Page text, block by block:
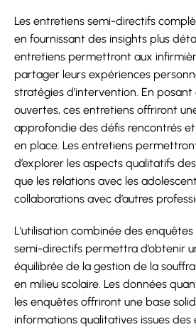
Les entretiens semi-directifs
en fournissant des insights plus
entretiens permettront aux
partager leurs expériences
stratégies d’intervention. En
ouvertes, ces entretiens offriront
approfondie des défis rencontrés
en place. Les entretiens
d’explorer les aspects qualitatifs
que les relations avec les
collaborations avec d’autres
L’utilisation combinée des
semi-directifs permettra d’obtenir
équilibrée de la gestion de la
en milieu scolaire. Les données
les enquêtes offriront une base
informations qualitatives issues des